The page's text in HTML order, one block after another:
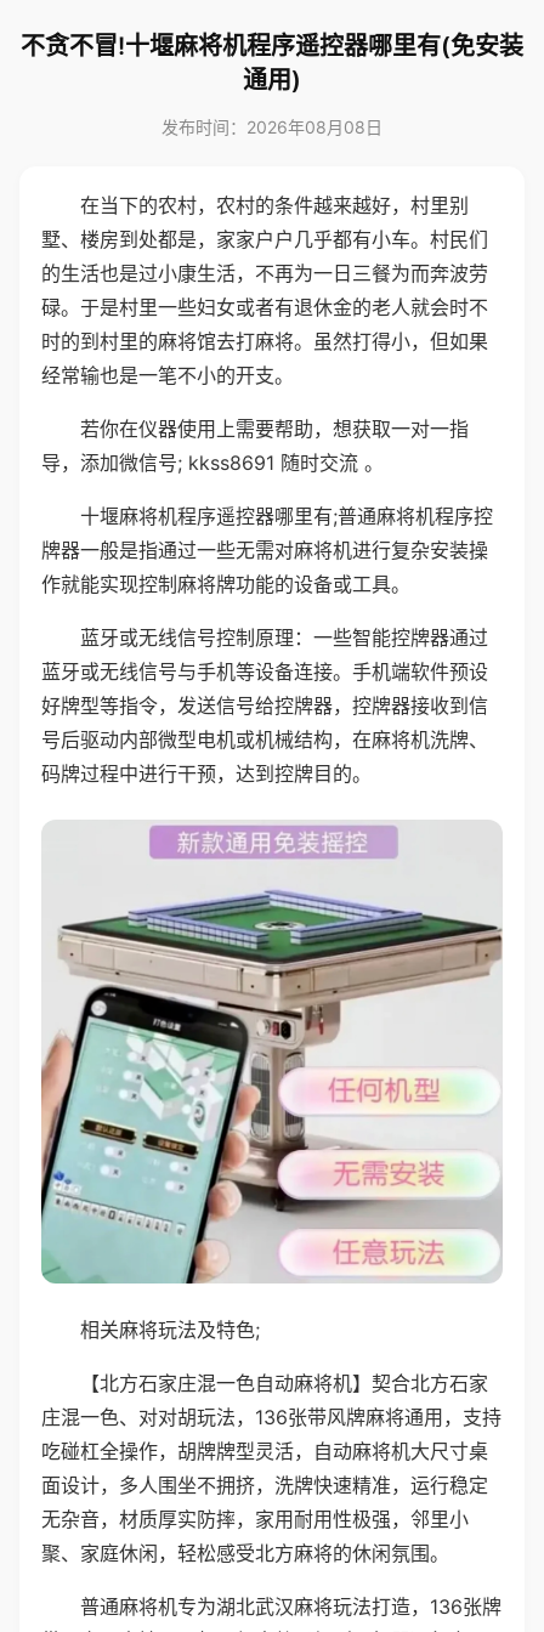
不贪不冒!十堰麻将机程序遥控器哪里有(免安装
通用)
发布时间：2026年08月08日
在当下的农村，农村的条件越来越好，村里别
墅、楼房到处都是，家家户户几乎都有小车。村民们
的生活也是过小康生活，不再为一日三餐为而奔波劳
碌。于是村里一些妇女或者有退休金的老人就会时不
时的到村里的麻将馆去打麻将。虽然打得小，但如果
经常输也是一笔不小的开支。
若你在仪器使用上需要帮助，想获取一对一指
导，添加微信号; kkss8691 随时交流 。
十堰麻将机程序遥控器哪里有;普通麻将机程序控
牌器一般是指通过一些无需对麻将机进行复杂安装操
作就能实现控制麻将牌功能的设备或工具。
蓝牙或无线信号控制原理：一些智能控牌器通过
蓝牙或无线信号与手机等设备连接。手机端软件预设
好牌型等指令，发送信号给控牌器，控牌器接收到信
号后驱动内部微型电机或机械结构，在麻将机洗牌、
码牌过程中进行干预，达到控牌目的。
相关麻将玩法及特色;
【北方石家庄混一色自动麻将机】契合北方石家
庄混一色、对对胡玩法，136张带风牌麻将通用，支持
吃碰杠全操作，胡牌牌型灵活，自动麻将机大尺寸桌
面设计，多人围坐不拥挤，洗牌快速精准，运行稳定
无杂音，材质厚实防摔，家用耐用性极强，邻里小
聚、家庭休闲，轻松感受北方麻将的休闲氛围。
普通麻将机专为湖北武汉麻将玩法打造，136张牌